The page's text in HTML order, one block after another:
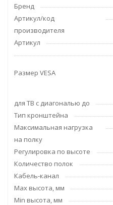
Бренд
Артикул/код
производителя
Артикул
Размер VESA
для ТВ с диагональю до
Тип кронштейна
Максимальная нагрузка
на полку
Регулировка по высоте
Количество полок
Кабель-канал
Max высота, мм
Min высота, мм